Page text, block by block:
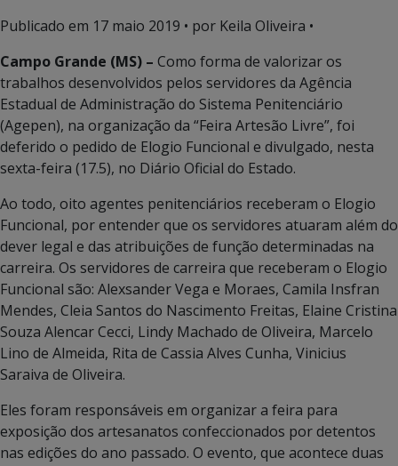
Publicado em 17 maio 2019 • por Keila Oliveira •
Campo Grande (MS) – Como forma de valorizar os
trabalhos desenvolvidos pelos servidores da Agência
Estadual de Administração do Sistema Penitenciário
(Agepen), na organização da “Feira Artesão Livre”, foi
deferido o pedido de Elogio Funcional e divulgado, nesta
sexta-feira (17.5), no Diário Oficial do Estado.
Ao todo, oito agentes penitenciários receberam o Elogio
Funcional, por entender que os servidores atuaram além do
dever legal e das atribuições de função determinadas na
carreira. Os servidores de carreira que receberam o Elogio
Funcional são: Alexsander Vega e Moraes, Camila Insfran
Mendes, Cleia Santos do Nascimento Freitas, Elaine Cristina
Souza Alencar Cecci, Lindy Machado de Oliveira, Marcelo
Lino de Almeida, Rita de Cassia Alves Cunha, Vinicius
Saraiva de Oliveira.
Eles foram responsáveis em organizar a feira para
exposição dos artesanatos confeccionados por detentos
nas edições do ano passado. O evento, que acontece duas